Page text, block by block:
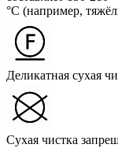
°C (например,
Деликатная сухая
Сухая чистка